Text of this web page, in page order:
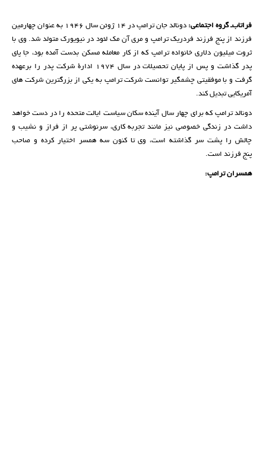
فراتاب‌ـ گروه اجتماعی:
دونالد جان ترامپ در ۱۴ ژوئن سال ۱۹۴۶ به عنوان چهارمین
فرزند از پنج فرزند فردریک ترامپ و مری آن مک لئود در نیویورک متولد شد. وی با
ثروت میلیون‌ دلاری خانواده ترامپ که از کار معامله مسکن بدست آمده بود، جا پای
پدر گذاشت و پس از پایان تحصیلات در سال ۱۹۷۴ ادارۀ شرکت پدر را برعهده
گرفت و با موفقیتی چشمگیر توانست شرکت ترامپ به یکی از بزرگترین شرکت های
آمریکایی تبدیل کند.
دونالد ترامپ که برای چهار سال آینده سکان سیاست ایالت متحده را در دست خواهد
داشت در زندگی خصوصی نیز مانند تجربه کاری، سرنوشتی پر از فراز و نشیب و
چالش را پشت سر گذاشته است، وی تا کنون سه همسر اختیار کرده و صاحب
پنج فرزند است.
همسران ترامپ: